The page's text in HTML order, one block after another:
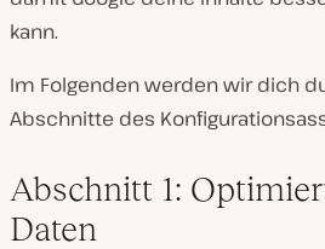
kann.
Im Folgenden werden wir dich
Abschnitte des
Abschnitt 1:
Daten